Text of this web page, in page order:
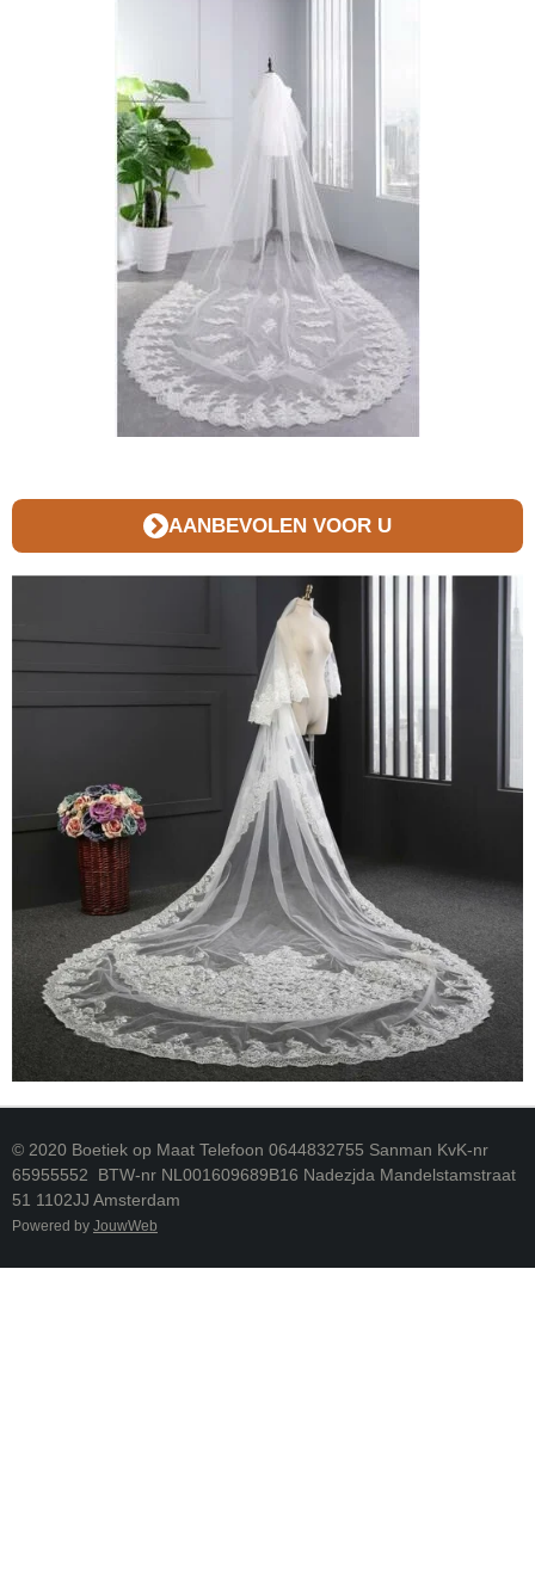
AANBEVOLEN VOOR U
© 2020 Boetiek op Maat Telefoon 0644832755 Sanman KvK-nr
65955552 BTW-nr NL001609689B16 Nadezjda Mandelstamstraat
51 1102JJ Amsterdam
Powered by JouwWeb